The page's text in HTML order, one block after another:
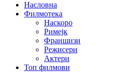
Насловна
Филмотека
Наскоро
Римејк
Франшизи
Режисери
Актери
Топ филмови